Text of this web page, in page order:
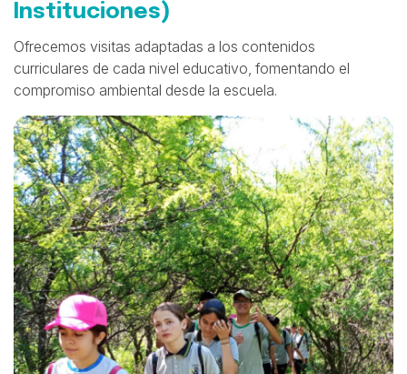
Instituciones)
Ofrecemos visitas adaptadas a los contenidos
curriculares de cada nivel educativo, fomentando el
compromiso ambiental desde la escuela.